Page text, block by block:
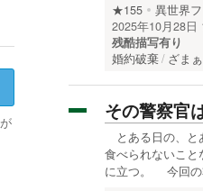
が
★155 異世界
2025年10月28日
残酷描写有り
婚約破棄
ざまぁ
その警察官
とある日の、と
食べられないこ
に立つ。 今回の